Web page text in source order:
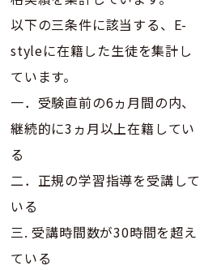
以下の三条件に該当する、E-
styleに在籍した生徒を集計し
ています。
一．受験直前の6ヵ月間の内、
継続的に3ヵ月以上在籍してい
る
二．正規の学習指導を受講して
いる
三. 受講時間数が30時間を超え
ている